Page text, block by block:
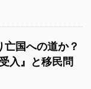
国への道か？
入』と移民問